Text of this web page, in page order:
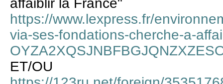
https://www.lexpress.fr/
via-ses-fondations-cherche-a-
ET/OU